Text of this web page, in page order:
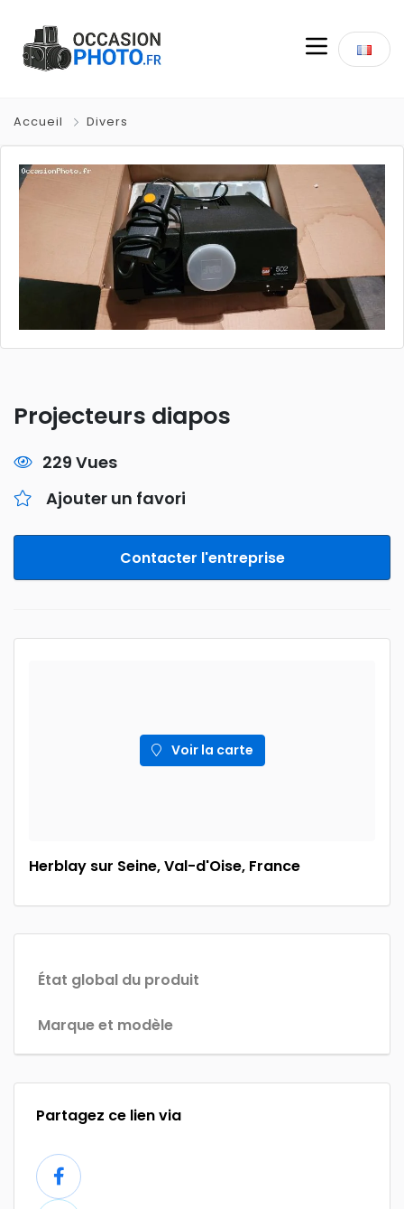
Accueil Divers
Projecteurs diapos
229 Vues
Ajouter un favori
Contacter l'entreprise
Voir la carte
Herblay sur Seine, Val-d'Oise, France
État global du produit
Marque et modèle
Partagez ce lien via